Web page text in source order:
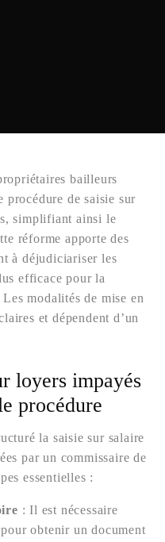
bailleurs
procédure de saisie sur
simplifiant ainsi le
réforme apporte des
à déjudiciariser les
efficace pour la
modalités de mise en
et dépendent d’un
loyers impayés
procédure
la saisie sur salaire
par un commissaire de
essentielles :
: Il est nécessaire
obtenir un document